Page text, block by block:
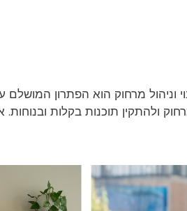
מרחוק הוא הפתרון
תוכנות בקלות